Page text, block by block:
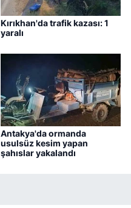
Kırıkhan'da trafik kazası: 1
yaralı
Antakya'da ormanda
usulsüz kesim yapan
şahıslar yakalandı